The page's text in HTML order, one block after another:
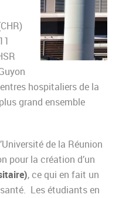
hospitaliers de la
grand ensemble
de la Réunion
pour la création d’un
, ce qui en fait un
Les étudiants en